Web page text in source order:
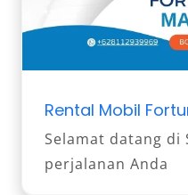
Rental Mobil
Selamat datang di
perjalanan Anda